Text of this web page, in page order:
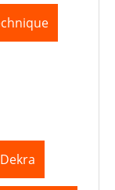
Dekra